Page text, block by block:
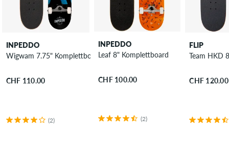
INPEDDO
Wigwam 7.75" Komplettboard
CHF 110.00
(2)
INPEDDO
Leaf 8" Komplettboard
CHF 100.00
(2)
FLIP
Team HKD
CHF 120.00